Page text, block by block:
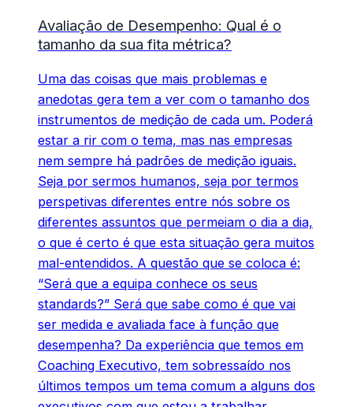
Avaliação de Desempenho: Qual é o
tamanho da sua fita métrica?
Uma das coisas que mais problemas e
anedotas gera tem a ver com o tamanho dos
instrumentos de medição de cada um. Poderá
estar a rir com o tema, mas nas empresas
nem sempre há padrões de medição iguais.
Seja por sermos humanos, seja por termos
perspetivas diferentes entre nós sobre os
diferentes assuntos que permeiam o dia a dia,
o que é certo é que esta situação gera muitos
mal-entendidos. A questão que se coloca é:
“Será que a equipa conhece os seus
standards?” Será que sabe como é que vai
ser medida e avaliada face à função que
desempenha? Da experiência que temos em
Coaching Executivo, tem sobressaído nos
últimos tempos um tema comum a alguns dos